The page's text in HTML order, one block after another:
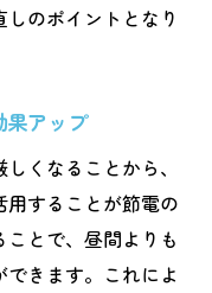
のポイントとなり
果アップ
くなることから、
することが節電の
とで、昼間よりも
きます。これによ